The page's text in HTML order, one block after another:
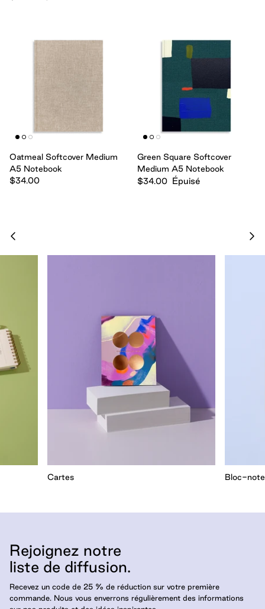
Cards
Oatmeal Softcover Medium
A5 Notebook
$34.00
Green Square Softcover
Medium A5 Notebook
$34.00 Épuisé
Cartes Bloc-
Rejoignez notre
liste de diffusion.
Recevez un code de 25 % de réduction sur votre première
commande. Nous vous enverrons régulièrement des informations